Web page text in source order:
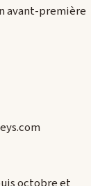
avant-première